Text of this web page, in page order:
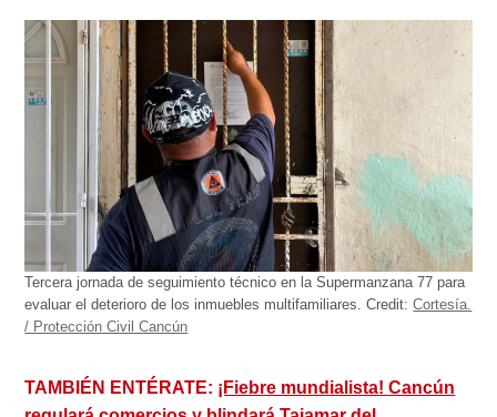
Tercera jornada de seguimiento técnico en la Supermanzana 77 para
evaluar el deterioro de los inmuebles multifamiliares.Credit: Cortesía.
/ Protección Civil Cancún
TAMBIÉN ENTÉRATE: ¡Fiebre mundialista! Cancún